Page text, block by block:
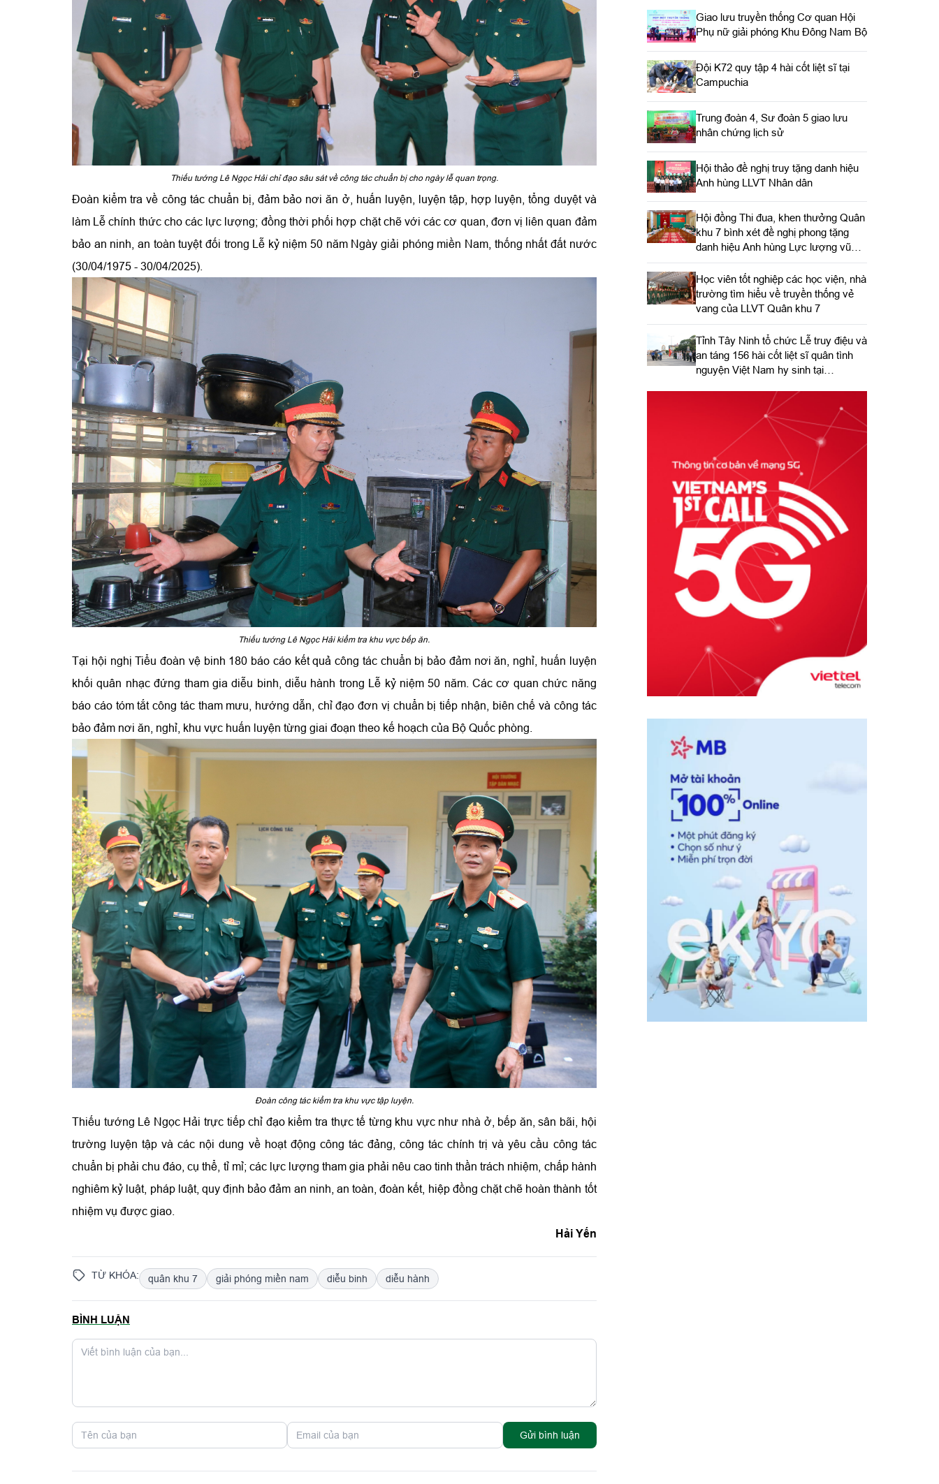
Thiếu tướng Lê Ngọc Hải chỉ đạo sâu sát về công tác chuẩn bị cho ngày lễ quan trọng.
Đoàn kiểm tra về công tác chuẩn bị, đảm bảo nơi ăn ở, huấn luyện, luyện tập, hợp luyện, tổng duyệt và
làm Lễ chính thức cho các lực lượng; đồng thời phối hợp chặt chẽ với các cơ quan, đơn vị liên quan đảm
bảo an ninh, an toàn tuyệt đối trong Lễ kỷ niệm 50 năm Ngày giải phóng miền Nam, thống nhất đất nước
(30/04/1975 - 30/04/2025).
Thiếu tướng Lê Ngọc Hải kiểm tra khu vực bếp ăn.
Tại hội nghị Tiểu đoàn vệ binh 180 báo cáo kết quả công tác chuẩn bị bảo đảm nơi ăn, nghỉ, huấn luyện
khối quân nhạc đứng tham gia diễu binh, diễu hành trong Lễ kỷ niệm 50 năm. Các cơ quan chức năng
báo cáo tóm tắt công tác tham mưu, hướng dẫn, chỉ đạo đơn vị chuẩn bị tiếp nhận, biên chế và công tác
bảo đảm nơi ăn, nghỉ, khu vực huấn luyện từng giai đoạn theo kế hoạch của Bộ Quốc phòng.
Đoàn công tác kiểm tra khu vực tập luyện.
Thiếu tướng Lê Ngọc Hải trực tiếp chỉ đạo kiểm tra thực tế từng khu vực như nhà ở, bếp ăn, sân bãi, hội
trường luyện tập và các nội dung về hoạt động công tác đảng, công tác chính trị và yêu cầu công tác
chuẩn bị phải chu đáo, cụ thể, tỉ mỉ; các lực lượng tham gia phải nêu cao tinh thần trách nhiệm, chấp hành
nghiêm kỷ luật, pháp luật, quy định bảo đảm an ninh, an toàn, đoàn kết, hiệp đồng chặt chẽ hoàn thành tốt
nhiệm vụ được giao.
Hải Yến
TỪ KHÓA: quân khu 7 giải phóng miền nam diễu binh diễu hành
BÌNH LUẬN
Gửi bình luận
Giao lưu truyền thống Cơ quan Hội
Phụ nữ giải phóng Khu Đông Nam Bộ
Đội K72 quy tập 4 hài cốt liệt sĩ tại
Campuchia
Trung đoàn 4, Sư đoàn 5 giao lưu
nhân chứng lịch sử
Hội thảo đề nghị truy tặng danh hiệu
Anh hùng LLVT Nhân dân
Hội đồng Thi đua, khen thưởng Quân
khu 7 bình xét đề nghị phong tặng
danh hiệu Anh hùng Lực lượng vũ
trang nhân dân
Học viên tốt nghiệp các học viện, nhà
trường tìm hiểu về truyền thống vẻ
vang của LLVT Quân khu 7
​Tỉnh Tây Ninh tổ chức Lễ truy điệu và
an táng 156 hài cốt liệt sĩ quân tình
nguyện Việt Nam hy sinh tại